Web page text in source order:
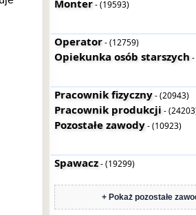
Monter- (19593)
Operator- (12759)
Opiekunka osób starszych
Pracownik fizyczny- (20943)
Pracownik produkcji -
Pozostałe zawody- (10923)
Spawacz- (19299)
+ Pokaż pozostałe